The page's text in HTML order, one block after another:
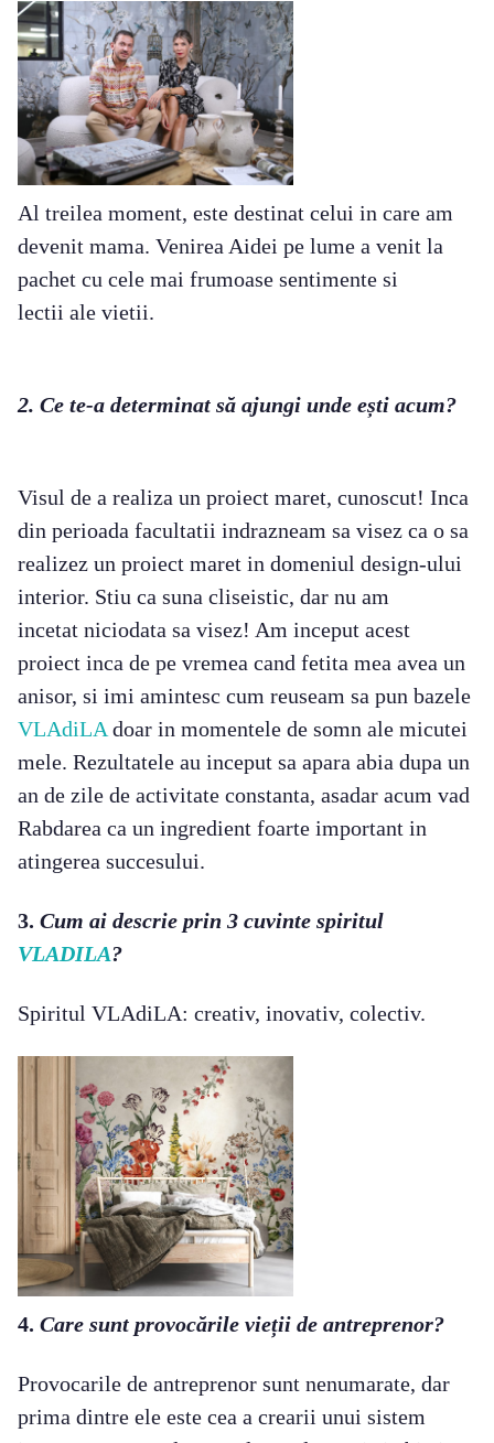
Al treilea moment, este destinat celui in care am
devenit mama. Venirea Aidei pe lume a venit la
pachet cu cele mai frumoase sentimente si
lectii ale vietii.
2. Ce te-a determinat să ajungi unde ești acum?
Visul de a realiza un proiect maret, cunoscut! Inca
din perioada facultatii indrazneam sa visez ca o sa
realizez un proiect maret in domeniul design-ului
interior. Stiu ca suna cliseistic, dar nu am
incetat niciodata sa visez! Am inceput acest
proiect inca de pe vremea cand fetita mea avea un
anisor, si imi amintesc cum reuseam sa pun bazele
VLAdiLA doar in momentele de somn ale micutei
mele. Rezultatele au inceput sa apara abia dupa un
an de zile de activitate constanta, asadar acum vad
Rabdarea ca un ingredient foarte important in
atingerea succesului.
3. Cum ai descrie prin 3 cuvinte spiritul
VLADILA?
Spiritul VLAdiLA: creativ, inovativ, colectiv.
4. Care sunt provocările vieții de antreprenor?
Provocarile de antreprenor sunt nenumarate, dar
prima dintre ele este cea a crearii unui sistem